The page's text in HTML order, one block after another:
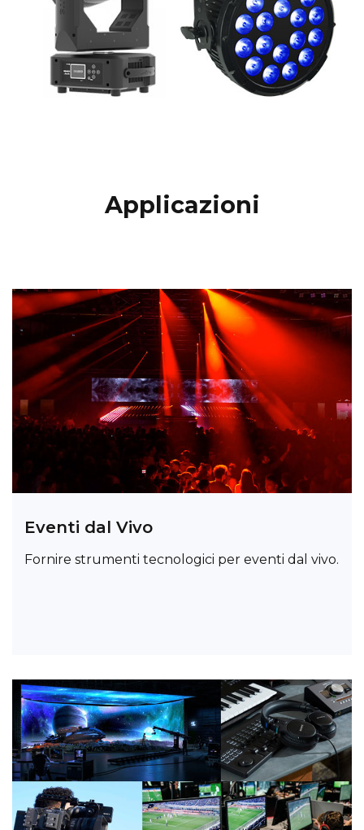
Applicazioni
Eventi dal Vivo
Fornire strumenti tecnologici per eventi dal vivo.